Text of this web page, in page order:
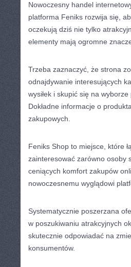
Nowoczesny handel
platforma Feniks rozwija się,
oczekują dziś nie tylko
elementy mają ogromne
Trzeba zaznaczyć, że strona
odnajdywanie interesujących
wysiłek i skupić się na
Dokładne informacje o
zakupowych.
Feniks Shop to miejsce, które
zainteresować zarówno osoby
ceniących komfort zakupów
nowoczesnemu wyglądowi
Systematycznie poszerzana
w poszukiwaniu atrakcyjnych
skutecznie odpowiadać na
konsumentów.